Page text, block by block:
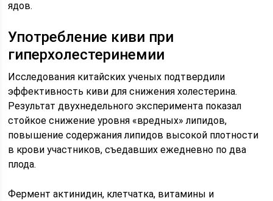
ядов.
Употребление киви при
гиперхолестеринемии
Исследования китайских ученых подтвердили
эффективность киви для снижения холестерина.
Результат двухнедельного эксперимента показал
стойкое снижение уровня «вредных» липидов,
повышение содержания липидов высокой плотности
в крови участников, съедавших ежедневно по два
плода.
Фермент актинидин, клетчатка, витамины и